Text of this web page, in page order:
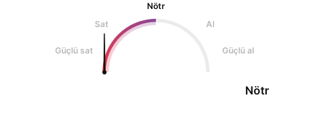
Nötr
Sat
Al
Güçlü sat Güçlü al
Nötr